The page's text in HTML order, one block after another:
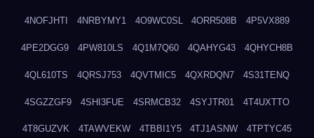
4NOFJHTI 4NRBYMY1 4O9WC0SL 4ORR508B 4P5VX889
4PE2DGG9 4PW810LS 4Q1M7Q60 4QAHYG43 4QHYCH8B
4QL610TS 4QRSJ753 4QVTMIC5 4QXRDQN7 4S31TENQ
4SGZZGF9 4SHI3FUE 4SRMCB32 4SYJTR01 4T4UXTTO
4T8GUZVK 4TAWVEKW 4TBBI1Y5 4TJ1ASNW 4TPTYC45